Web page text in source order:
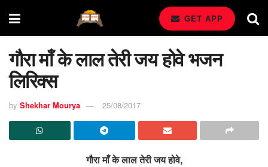
GET APP
गौरा माँ के लाल तेरी जय होवे भजन
लिरिक्स
by Shekhar Mourya 25/08/2017
गौरा माँ के लाल तेरी जय होवे,